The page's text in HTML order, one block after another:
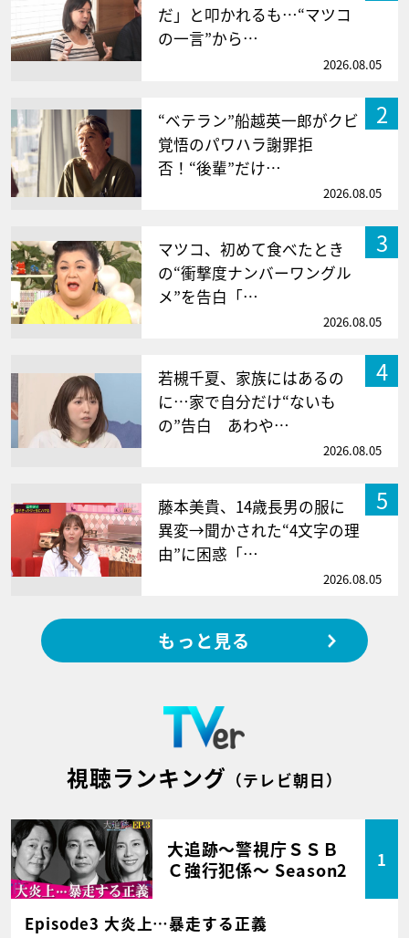
だ」と叩かれるも…“マツコ
の一言”から…
2026.08.05
2
“ベテラン”船越英一郎がクビ
覚悟のパワハラ謝罪拒
否！“後輩”だけ…
2026.08.05
3
マツコ、初めて食べたとき
の“衝撃度ナンバーワングル
メ”を告白「…
2026.08.05
4
若槻千夏、家族にはあるの
に…家で自分だけ“ないも
の”告白 あわや…
2026.08.05
5
藤本美貴、14歳長男の服に
異変→聞かされた“4文字の理
由”に困惑「…
2026.08.05
もっと見る
視聴ランキング （テレビ朝日）
大追跡～警視庁ＳＳＢ
Ｃ強行犯係～ Season2
1
Episode3 大炎上…暴走する正義